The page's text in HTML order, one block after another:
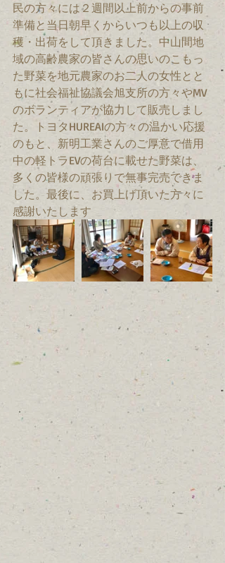
民の方々には２週間以上前からの事前
準備と当日朝早くからいつも以上の収
穫・出荷をして頂きました。中山間地
域の高齢農家の皆さんの思いのこもっ
た野菜を地元農家のお二人の女性とと
もに社会福祉協議会旭支所の方々やMV
のボランティアが協力して販売しまし
た。トヨタHUREAIの方々の温かい応援
のもと、新明工業さんのご厚意で借用
中の軽トラEVの荷台に載せた野菜は、
多くの皆様の頑張りで無事完売できま
した。最後に、お買上げ頂いた方々に
感謝いたします